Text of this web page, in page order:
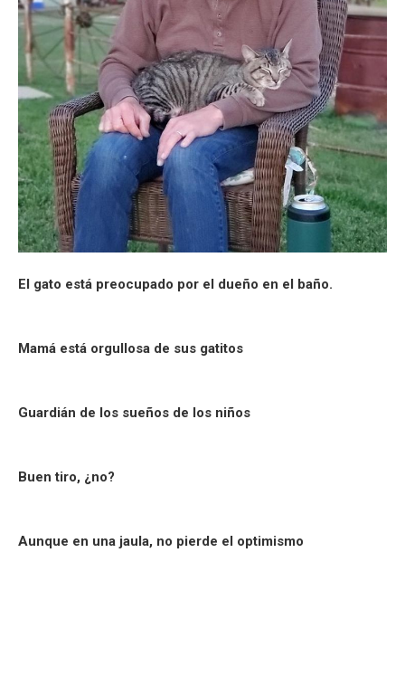
El gato está preocupado por el dueño en el baño.
Mamá está orgullosa de sus gatitos
Guardián de los sueños de los niños
Buen tiro, ¿no?
Aunque en una jaula, no pierde el optimismo